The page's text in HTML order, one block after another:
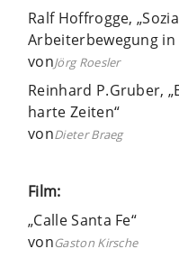
Ralf Hoffrogge,
Arbeiterbewegung
vonJörg Roesler
Reinhard P.Gruber,
harte Zeiten“
vonDieter Braeg
Film:
„Calle Santa Fe“
vonGaston Kirsche